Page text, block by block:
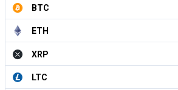
BTC
ETH
XRP
LTC